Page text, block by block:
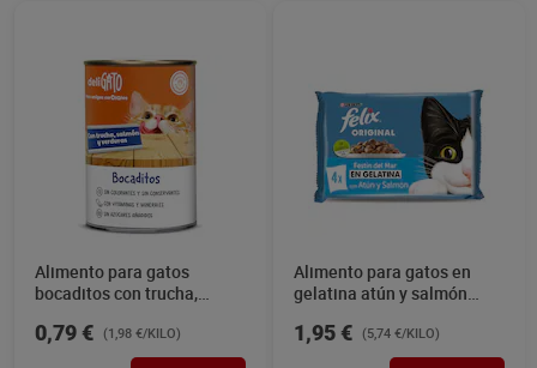
Alimento para gatos
bocaditos con trucha,
Deligato 400 g
0,79 € (1,98 €/KILO)
Alimento para gatos en
gelatina atún y salmón
1,95 € (5,74 €/KILO)